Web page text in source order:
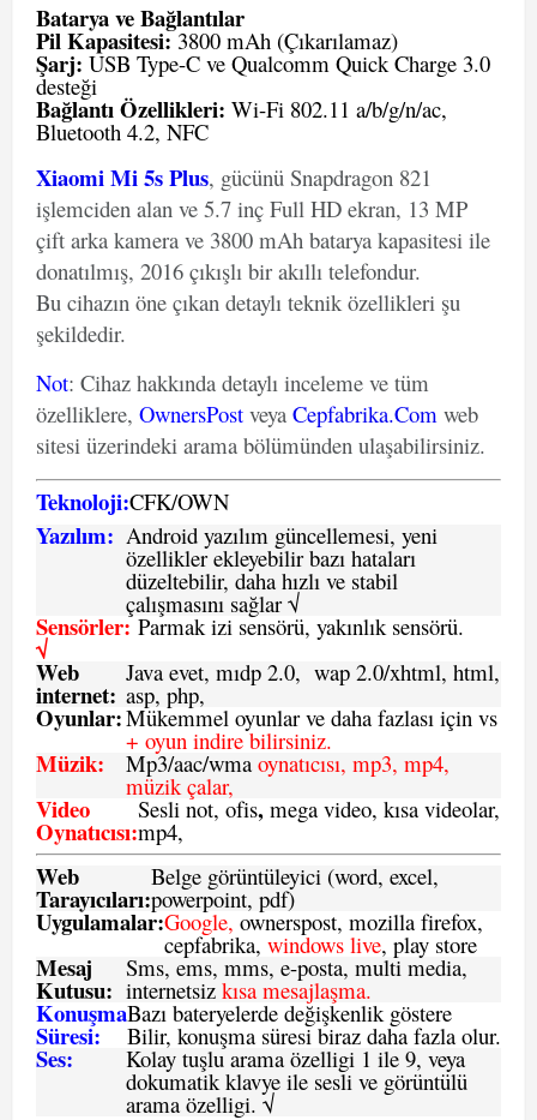
Batarya ve Bağlantılar
Pil Kapasitesi:3800 mAh (Çıkarılamaz)
Şarj: USB Type-C ve Qualcomm Quick Charge 3.0
desteği
Bağlantı Özellikleri: Wi-Fi 802.11 a/b/g/n/ac,
Bluetooth 4.2, NFC
Xiaomi Mi 5s Plus, gücünü Snapdragon 821
işlemciden alan ve 5.7 inç Full HD ekran, 13 MP
çift arka kamera ve 3800 mAh batarya kapasitesi ile
donatılmış, 2016 çıkışlı bir akıllı telefondur.
Bu cihazın öne çıkan detaylı teknik özellikleri şu
şekildedir.
Not: Cihaz hakkında detaylı inceleme ve tüm
özelliklere, OwnersPost veya Cepfabrika.Com web
sitesi üzerindeki arama bölümünden ulaşabilirsiniz.
Teknoloji:CFK/OWN
Yazılım: Android yazılım güncellemesi, yeni
özellikler ekleyebilir bazı hataları
düzeltebilir, daha hızlı ve stabil
çalışmasını sağlar √
Sensörler:
√
Parmak izi sensörü, yakınlık sensörü.
Web
internet:
Java evet, mıdp 2.0, wap 2.0/xhtml, html,
asp, php,
Oyunlar:Mükemmel oyunlar ve daha fazlası için vs
+ oyun indire bilirsiniz.
Müzik: Mp3/aac/wmaoynatıcısı, mp3, mp4,
müzik çalar,
Video
Oynatıcısı:
Sesli not, ofis, mega video, kısa videolar,
mp4,
Web
Tarayıcıları:
Belge görüntüleyici (word, excel,
powerpoint, pdf)
Uygulamalar:Google, ownerspost, mozilla firefox,
cepfabrika, windows live, play store
Mesaj
Kutusu:
Sms, ems, mms, e-posta, multi media,
internetsiz kısa mesajlaşma.
Konuşma
Süresi:
Bazı bateryelerde değişkenlik göstere
Bilir, konuşma süresi biraz daha fazla olur.
Ses: Kolay tuşlu arama özelligi 1 ile 9, veya
dokumatik klavye ile sesli ve görüntülü
arama özelligi. √